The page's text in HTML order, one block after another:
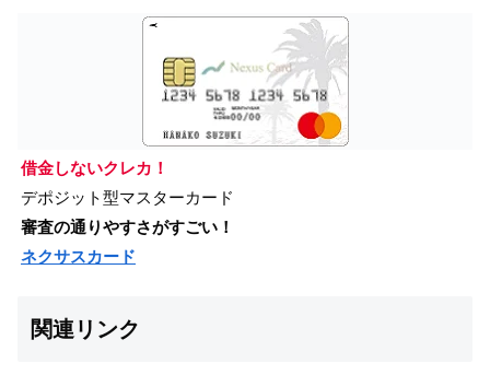
借金しないクレカ！
デポジット型マスターカード
審査の通りやすさがすごい！
ネクサスカード
関連リンク